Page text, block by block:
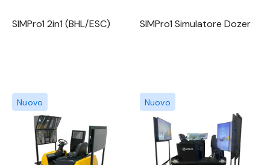
SIMPro1 2in1 (BHL/ESC) SIMPro1 Simulatore Dozer
Nuovo Nuovo